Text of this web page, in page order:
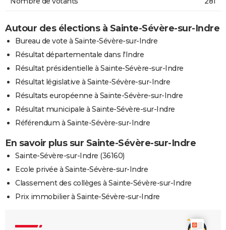
Autour des élections à Sainte-Sévère-sur-Indre
Bureau de vote à Sainte-Sévère-sur-Indre
Résultat départementale dans l'Indre
Résultat présidentielle à Sainte-Sévère-sur-Indre
Résultat législative à Sainte-Sévère-sur-Indre
Résultats européenne à Sainte-Sévère-sur-Indre
Résultat municipale à Sainte-Sévère-sur-Indre
Référendum à Sainte-Sévère-sur-Indre
En savoir plus sur Sainte-Sévère-sur-Indre
Sainte-Sévère-sur-Indre (36160)
Ecole privée à Sainte-Sévère-sur-Indre
Classement des collèges à Sainte-Sévère-sur-Indre
Prix immobilier à Sainte-Sévère-sur-Indre